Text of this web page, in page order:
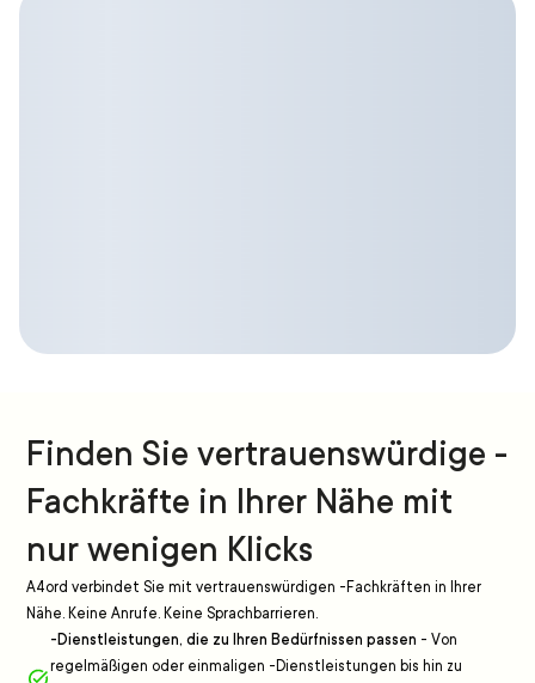
Finden Sie vertrauenswürdige -
Fachkräfte in Ihrer Nähe mit
nur wenigen Klicks
A4ord verbindet Sie mit vertrauenswürdigen -Fachkräften in Ihrer
Nähe. Keine Anrufe. Keine Sprachbarrieren.
-Dienstleistungen, die zu Ihren Bedürfnissen passen - Von
regelmäßigen oder einmaligen -Dienstleistungen bis hin zu